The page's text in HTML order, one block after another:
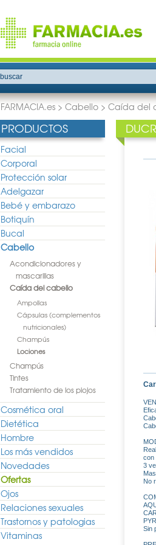
buscar
FARMACIA.es > Cabello > Caída del
PRODUCTOS
Facial
Corporal
Protección solar
Adelgazar
Bebé y embarazo
Botiquín
Bucal
Cabello
Acondicionadores y
mascarillas
Caída del cabello
Ampollas
Cápsulas (complementos
nutricionales)
Champús
Lociones
Champús
Tintes
Tratamiento de los piojos
Cosmética oral
Dietética
Hombre
Los más vendidos
Novedades
Ofertas
Ojos
Relaciones sexuales
Trastornos y patologias
Vitaminas
con
3
No
Sin